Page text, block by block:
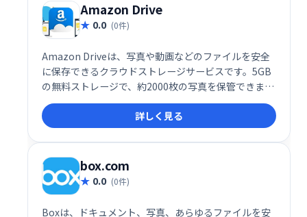
Amazon Drive
0.0 (0件)
Amazon Driveは、写真や動画などのファイルを安全
に保存できるクラウドストレージサービスです。5GB
の無料ストレージで、約2000枚の写真を保管できま
す。必要に応じて、有料プランでストレージ容量を増
やすことも可能です。大切な思い出やデータを、いつ
でもどこからでもアクセスできる安心のクラウド環境
を提供します。
詳しく見る
box.com
0.0 (0件)
Boxは、ドキュメント、写真、あらゆるファイルを安